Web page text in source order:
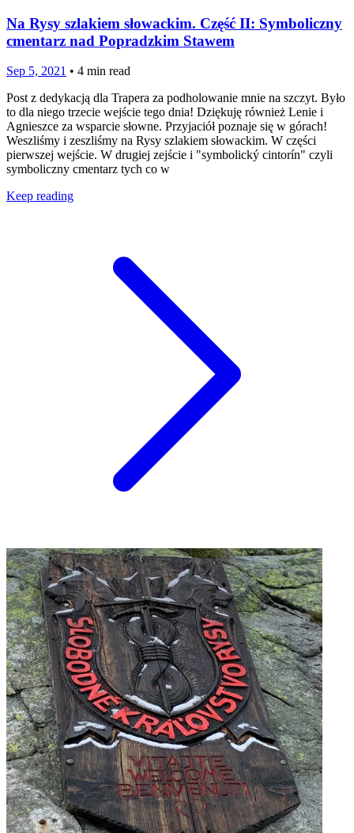
Na Rysy szlakiem słowackim. Część II: Symboliczny
cmentarz nad Popradzkim Stawem
Sep 5, 2021 • 4 min read
Post z dedykacją dla Trapera za podholowanie mnie na szczyt. Było
to dla niego trzecie wejście tego dnia! Dziękuję również Lenie i
Agnieszce za wsparcie słowne. Przyjaciół poznaje się w górach!
Weszliśmy i zeszliśmy na Rysy szlakiem słowackim. W części
pierwszej wejście. W drugiej zejście i "symbolický cintorín" czyli
symboliczny cmentarz tych co w
Keep reading